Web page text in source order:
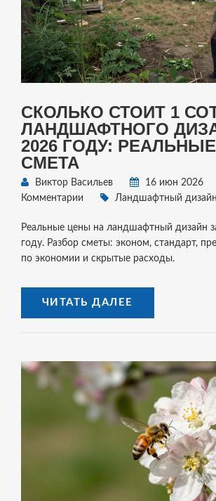
СКОЛЬКО СТОИТ 1
ЛАНДШАФТНОГО
2026 ГОДУ:
СМЕТА
Виктор Васильев 16 июн 2026
Комментарии
Ландшафтный дизайн
Реальные цены на ландшафтный дизайн
году. Разбор сметы: эконом, стандарт,
по экономии и скрытые расходы.
ЧИТАТЬ ДАЛЕЕ